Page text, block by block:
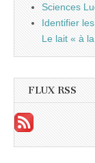
Sciences
Identifier
Le lait « à
FLUX RSS